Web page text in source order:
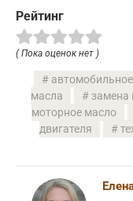
Рейтинг
( Пока оценок нет )
масла
замена
моторное масло
двигателя